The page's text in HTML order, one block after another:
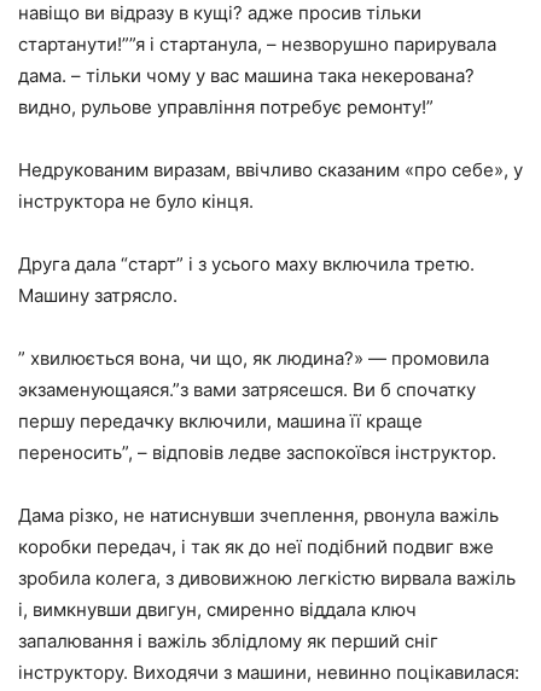
навіщо ви відразу в кущі? адже просив тільки
стартанути!””я і стартанула, – незворушно парирувала
дама. – тільки чому у вас машина така некерована?
видно, рульове управління потребує ремонту!”
Недрукованим виразам, ввічливо сказаним «про себе», у
інструктора не було кінця.
Друга дала “старт” і з усього маху включила третю.
Машину затрясло.
” хвилюється вона, чи що, як людина?» — промовила
экзаменующаяся.”з вами затрясешся. Ви б спочатку
першу передачку включили, машина її краще
переносить”, – відповів ледве заспокоївся інструктор.
Дама різко, не натиснувши зчеплення, рвонула важіль
коробки передач, і так як до неї подібний подвиг вже
зробила колега, з дивовижною легкістю вирвала важіль
і, вимкнувши двигун, смиренно віддала ключ
запалювання і важіль зблідлому як перший сніг
інструктору. Виходячи з машини, невинно поцікавилася: